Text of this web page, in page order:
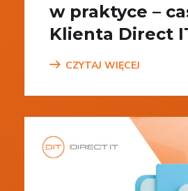
w praktyce –
Klienta Direct
CZYTAJ WIĘCEJ